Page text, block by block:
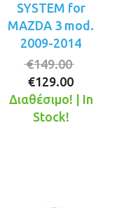
SYSTEM for
MAZDA 3 mod.
2009-2014
€149.00
was:
€129.00
Διαθέσιμο! | In
Stock!